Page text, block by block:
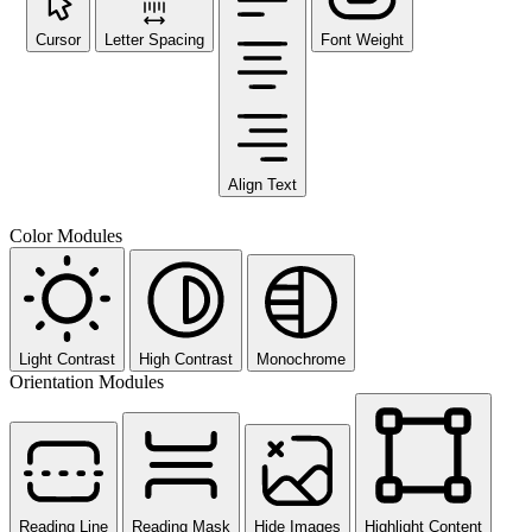
Cursor Letter Spacing
Align Text
Font Weight
Color Modules
Light Contrast High Contrast Monochrome
Orientation Modules
Reading Line Reading Mask Hide Images Highlight Content